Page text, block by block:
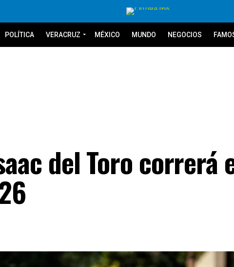
POLÍTICA VERACRUZ MÉXICO MUNDO NEGOCIOS
del Toro correrá